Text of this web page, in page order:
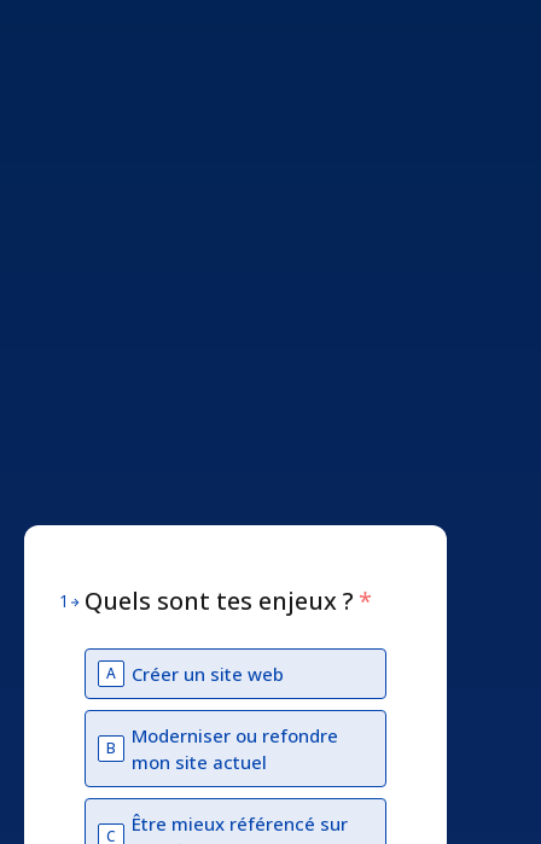
1 Quels sont tes enjeux ? *
A Créer un site web
B
Moderniser ou refondre
mon site actuel
C
Être mieux référencé sur